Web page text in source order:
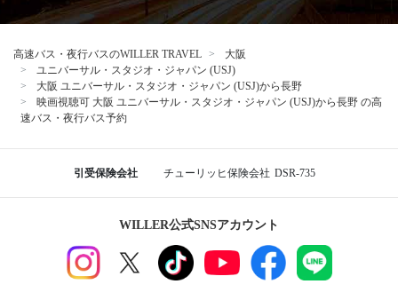
高速バス・夜行バスのWILLER TRAVEL
大阪
ユニバーサル・スタジオ・ジャパン (USJ)
大阪 ユニバーサル・スタジオ・ジャパン (USJ)から長野
映画視聴可 大阪 ユニバーサル・スタジオ・ジャパン (USJ)から長野 の高
速バス・夜行バス予約
引受保険会社 チューリッヒ保険会社 DSR-735
WILLER公式SNSアカウント